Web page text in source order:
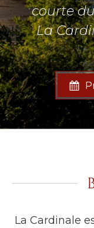
courte
La
La Cardinale